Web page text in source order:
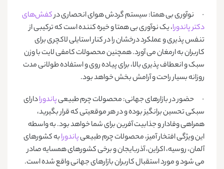
· نوآوری بی‌ همتا: سیستم گردش هوای انحصاری درکفش‌های
دکتر پاندورا، یک نوآوری بی همتا و خیره کننده است که ترکیبی از
تنفس پذیری و عملکرد درخشان را در کنار استایلی لاکچری برای
کاربران به ارمغان می آورد. همچنین محصولات کامفی لایت با وزن
سبک و انعطاف پذیری بالا، برای پیاده روی و استفاده طولانی مدت
روزانه بسیار راحت و آرامش بخش خواهد بود.
· حضور در بازارهای جهانی: محصولات چرم طبیعیپاندورادارای
سبکی تحسین ‌برانگیز بوده و در هر موقعیتی که قرار بگیرید،
همراهی وفادار و جذابیت آفرین برای شما خواهد بود. به واسطه
این ویژگی افتخار آمیز، محصولات چرم طبیعیپاندورابه کشورهای
آلمان، روسیه، اکراین، آذربایجان و برخی کشورهای همسایه صادر
می شود و مورد استقبال کاربران بازارهای جهانی واقع شده است.